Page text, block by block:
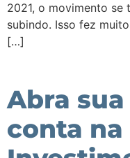
2021, o movimento
subindo. Isso fez
[…]
Abra sua
conta na